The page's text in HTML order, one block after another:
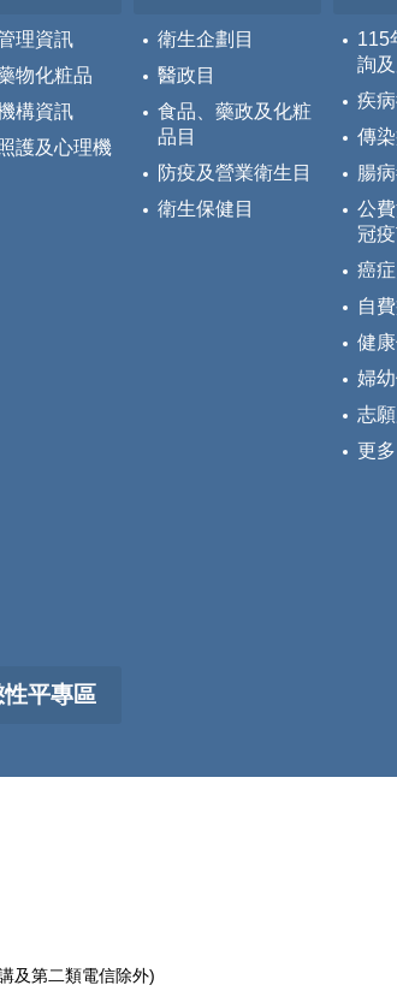
理資訊
物化粧品
構資訊
護及心理機
衛生企劃目
醫政目
食品、藥政及化粧
品目
防疫及營業衛生目
衛生保健目
115
詢
疾
傳
腸
公
冠
癌
自
健
婦
志
更多
平專區
及第二類電信除外)